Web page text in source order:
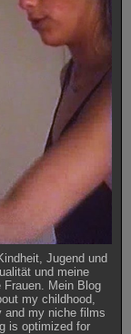
Jugend und
und meine
Mein Blog
my childhood,
and my niche films
is optimized for